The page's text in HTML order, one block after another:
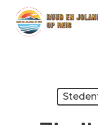
Skip